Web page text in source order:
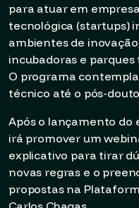
para atuar em
tecnológica (startups)
ambientes de
incubadoras e parques
O programa
técnico até o pós-
Após o lançamento do
irá promover um
explicativo para tirar
novas regras e o
propostas na